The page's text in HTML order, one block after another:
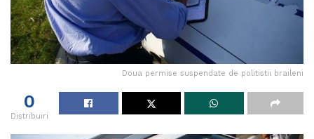
Doua permise suspendate de politistii braileni
0
Distribuiri